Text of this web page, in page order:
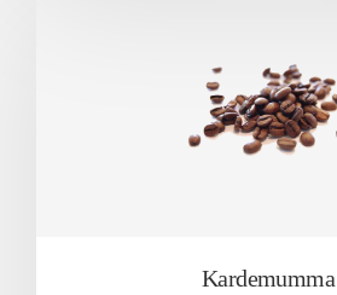
Kardemumma